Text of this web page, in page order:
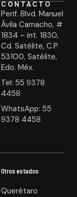
CONTACTO
Perif. Blvd. Manuel
Ávila Camacho, #
1834 – int. 1830,
Cd. Satélite, C.P.
53100, Satélite,
Edo. Méx.
Tel: 55 9378
4458
WhatsApp: 55
9378 4458
Otros estados
Querétaro